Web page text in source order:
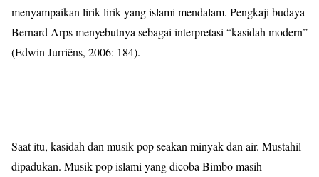
menyampaikan lirik-lirik yang islami mendalam. Pengkaji budaya
Bernard Arps menyebutnya sebagai interpretasi “kasidah modern”
(Edwin Jurriëns, 2006: 184).
Saat itu, kasidah dan musik pop seakan minyak dan air. Mustahil
dipadukan. Musik pop islami yang dicoba Bimbo masih